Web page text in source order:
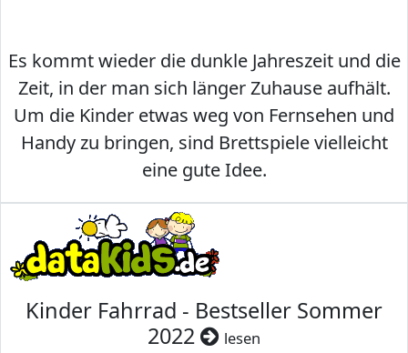
Es kommt wieder die dunkle Jahreszeit und die
Zeit, in der man sich länger Zuhause aufhält.
Um die Kinder etwas weg von Fernsehen und
Handy zu bringen, sind Brettspiele vielleicht
eine gute Idee.
Kinder Fahrrad - Bestseller Sommer
2022
lesen